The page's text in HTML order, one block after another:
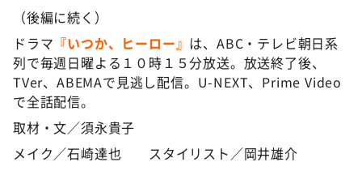
（後編に続く）
ドラマ 『いつか、ヒーロー』 は、ABC・テレビ朝日系
列で毎週日曜よる１０時１５分放送。放送終了後、
TVer、ABEMAで見逃し配信。U-NEXT、Prime Video
で全話配信。
取材・文／須永貴子
メイク／石崎達也 スタイリスト／岡井雄介